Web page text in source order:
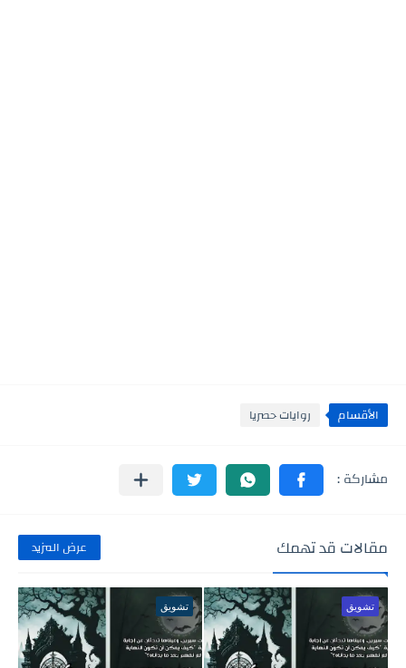
الأقسام روايات حصريا
مقالات قد تهمك عرض المزيد
تشويق تشويق